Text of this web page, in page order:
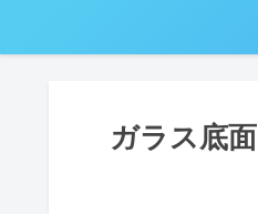
ガラス底面